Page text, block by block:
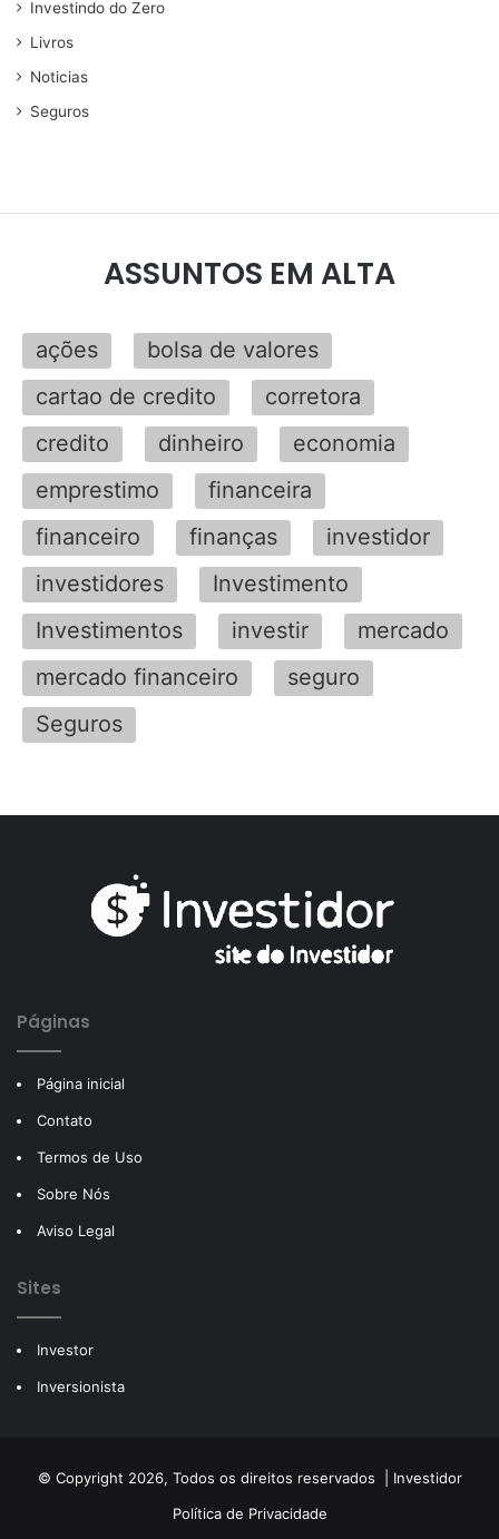
Investindo do Zero
Livros
Noticias
Seguros
ASSUNTOS EM ALTA
ações
bolsa de valores
cartao de credito
corretora
credito
dinheiro
economia
emprestimo
financeira
financeiro
finanças
investidor
investidores
Investimento
Investimentos
investir
mercado
mercado financeiro
seguro
Seguros
Páginas
Página inicial
Contato
Termos de Uso
Sobre Nós
Aviso Legal
Sites
Investor
Inversionista
© Copyright 2026, Todos os direitos reservados | Investidor
Política de Privacidade